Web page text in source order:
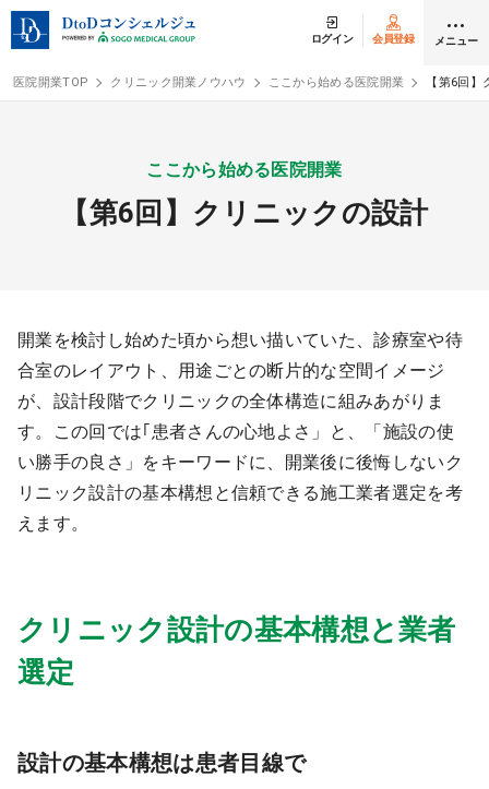
ログイン 会員登録 メニュー
クリニック開業
開業までの流れ
開業スタイル
開業スタイル TOP
医療モール開業
新規開業（戸建て・テナント）
物件検索
コンサルタント
開業支援事例
開業ノウハウ
医院開業TOP クリニック開業ノウハウ ここから始める医院開業 【第6回
ここから始める医院開業
【第6回】クリニックの設計
開業を検討し始めた頃から想い描いていた、診療室や待
合室のレイアウト、用途ごとの断片的な空間イメージ
が、設計段階でクリニックの全体構造に組みあがりま
す。この回では｢患者さんの心地よさ」と、「施設の使
い勝手の良さ」をキーワードに、開業後に後悔しないク
リニック設計の基本構想と信頼できる施工業者選定を考
えます。
クリニック設計の基本構想と業者
選定
設計の基本構想は患者目線で